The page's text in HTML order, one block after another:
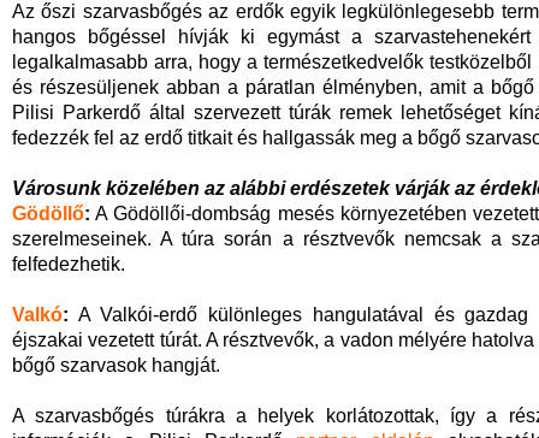
Az őszi szarvasbőgés az erdők egyik legkülönlegesebb
hangos bőgéssel hívják ki egymást a
legalkalmasabb arra, hogy a természetkedvelők
és részesüljenek abban a páratlan élményben, amit a
Pilisi Parkerdő által szervezett túrák remek lehetőséget
fedezzék fel az erdő titkait és hallgassák meg a bőgő
Városunk közelében az alábbi erdészetek várják az
Gödöllő: A Gödöllői-dombság mesés környezetében
szerelmeseinek. A túra során a résztvevők nemcsak a
felfedezhetik.
Valkó: A Valkói-erdő különleges hangulatával és
éjszakai vezetett túrát. A résztvevők, a vadon mélyére
bőgő szarvasok hangját.
A szarvasbőgés túrákra a helyek korlátozottak, így a